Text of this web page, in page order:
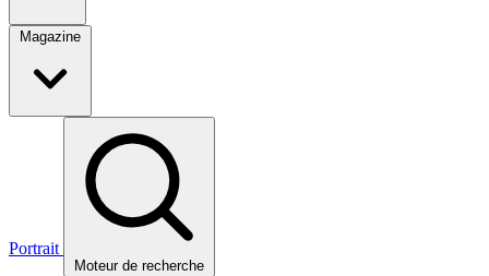
Magazine
Portrait
Moteur de recherche